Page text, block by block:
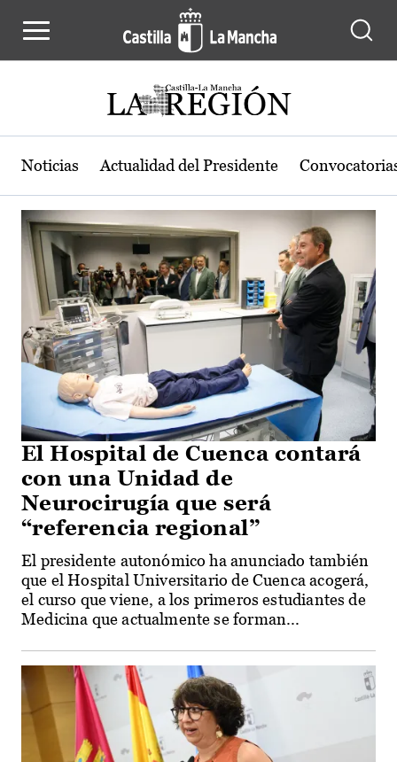
Actualidad de la región de Castilla-
Noticias Actualidad del Presidente
El Hospital de Cuenca contará
con una Unidad de
Neurocirugía que será
“referencia regional”
El presidente autonómico ha anunciado también
que el Hospital Universitario de Cuenca acogerá,
el curso que viene, a los primeros estudiantes de
Medicina que actualmente se forman...